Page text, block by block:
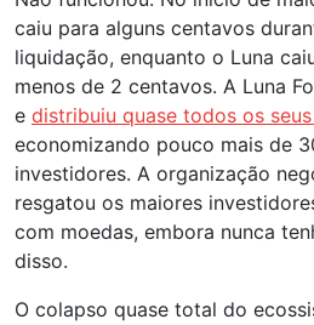
caiu para alguns centavos
liquidação, enquanto o Luna
menos de 2 centavos. A Luna
e distribuiu quase todos os
economizando pouco mais de
investidores. A organização
resgatou os maiores
com moedas, embora nunca
disso.
O colapso quase total do